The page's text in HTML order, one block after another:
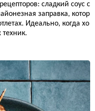
сладкий соус с
заправка, котор
Идеально, когда хо
техник.